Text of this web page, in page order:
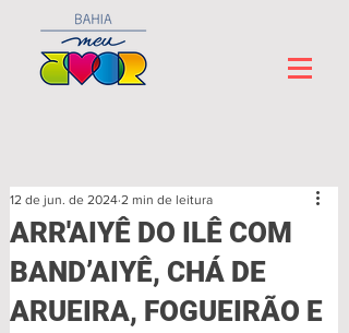
ARR'AIYÊ DO ILÊ COM
BAND’AIYÊ, CHÁ DE
ARUEIRA, FOGUEIRÃO E
12 de jun. de 2024 2 min de leitura